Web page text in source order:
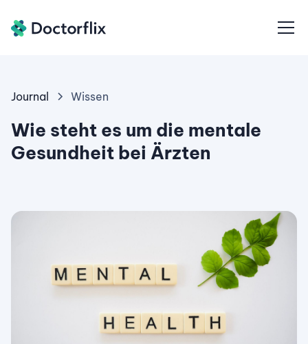
Journal Wissen
Wie steht es um die mentale
Gesundheit bei Ärzten